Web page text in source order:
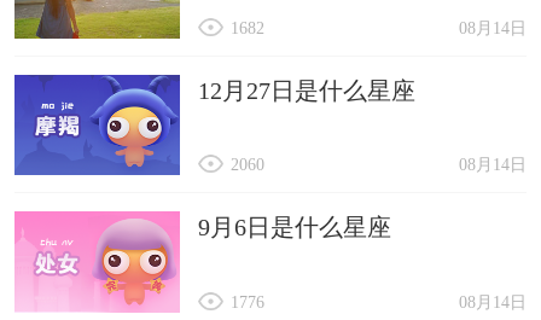
08月14日
1682
12月27日是什么星座
08月14日
2060
9月6日是什么星座
08月14日
1776